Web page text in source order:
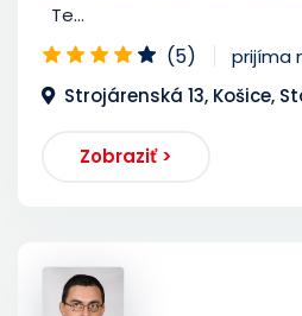
Te...
(5)
prijíma
Strojárenská 13, Košice,
Zobraziť >